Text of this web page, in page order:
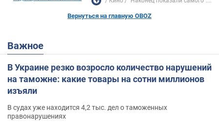
Вернуться на главную OBOZ
Важное
В Украине резко возросло количество нарушений
на таможне: какие товары на сотни миллионов
изъяли
В судах уже находится 4,2 тыс. дел о таможенных
правонарушениях